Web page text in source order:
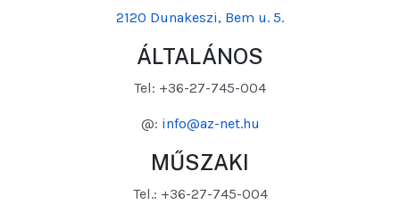
2120 Dunakeszi, Bem u. 5.
ÁLTALÁNOS
Tel: +36-27-745-004
@: info@az-net.hu
MŰSZAKI
Tel.: +36-27-745-004